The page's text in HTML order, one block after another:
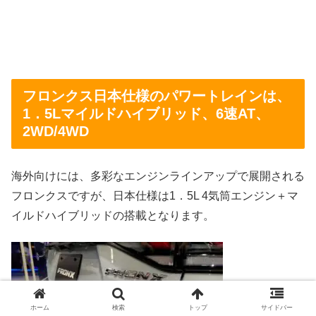
フロンクス日本仕様のパワートレインは、
1．5Lマイルドハイブリッド、6速AT、
2WD/4WD
海外向けには、多彩なエンジンラインアップで展開される
フロンクスですが、日本仕様は1．5L 4気筒エンジン＋マ
イルドハイブリッドの搭載となります。
ホーム 検索 トップ サイドバー